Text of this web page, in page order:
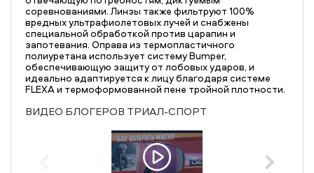
соревнованиями. Линзы также фильтруют 100%
вредных ультрафиолетовых лучей и снабжены
специальной обработкой против царапин и
запотевания. Оправа из термопластичного
полиуретана использует систему Bumper,
обеспечивающую защиту от лобовых ударов, и
идеально адаптируется к лицу благодаря системе
FLEXA и термоформованной пене тройной плотности.
ВИДЕО БЛОГЕРОВ ТРИАЛ-СПОРТ